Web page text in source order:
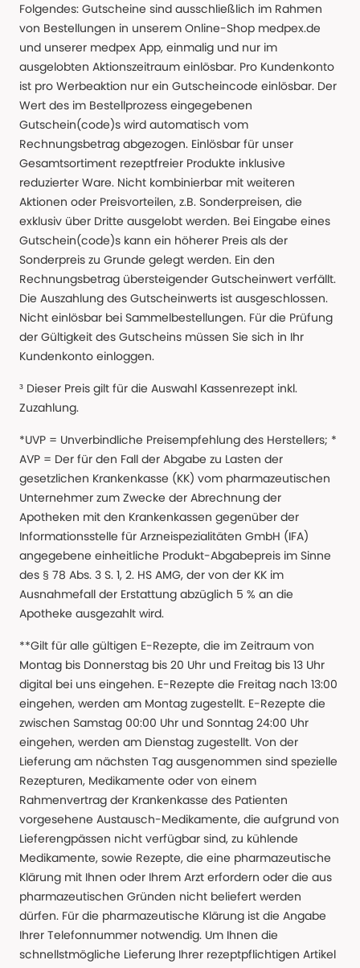
Folgendes: Gutscheine sind ausschließlich im Rahmen
von Bestellungen in unserem Online-Shop medpex.de
und unserer medpex App, einmalig und nur im
ausgelobten Aktionszeitraum einlösbar. Pro Kundenkonto
ist pro Werbeaktion nur ein Gutscheincode einlösbar. Der
Wert des im Bestellprozess eingegebenen
Gutschein(code)s wird automatisch vom
Rechnungsbetrag abgezogen. Einlösbar für unser
Gesamtsortiment rezeptfreier Produkte inklusive
reduzierter Ware. Nicht kombinierbar mit weiteren
Aktionen oder Preisvorteilen, z.B. Sonderpreisen, die
exklusiv über Dritte ausgelobt werden. Bei Eingabe eines
Gutschein(code)s kann ein höherer Preis als der
Sonderpreis zu Grunde gelegt werden. Ein den
Rechnungsbetrag übersteigender Gutscheinwert verfällt.
Die Auszahlung des Gutscheinwerts ist ausgeschlossen.
Nicht einlösbar bei Sammelbestellungen. Für die Prüfung
der Gültigkeit des Gutscheins müssen Sie sich in Ihr
Kundenkonto einloggen.
³ Dieser Preis gilt für die Auswahl Kassenrezept inkl.
Zuzahlung.
*UVP = Unverbindliche Preisempfehlung des Herstellers; *
AVP = Der für den Fall der Abgabe zu Lasten der
gesetzlichen Krankenkasse (KK) vom pharmazeutischen
Unternehmer zum Zwecke der Abrechnung der
Apotheken mit den Krankenkassen gegenüber der
Informationsstelle für Arzneispezialitäten GmbH (IFA)
angegebene einheitliche Produkt-Abgabepreis im Sinne
des § 78 Abs. 3 S. 1, 2. HS AMG, der von der KK im
Ausnahmefall der Erstattung abzüglich 5 % an die
Apotheke ausgezahlt wird.
**Gilt für alle gültigen E-Rezepte, die im Zeitraum von
Montag bis Donnerstag bis 20 Uhr und Freitag bis 13 Uhr
digital bei uns eingehen. E-Rezepte die Freitag nach 13:00
eingehen, werden am Montag zugestellt. E-Rezepte die
zwischen Samstag 00:00 Uhr und Sonntag 24:00 Uhr
eingehen, werden am Dienstag zugestellt. Von der
Lieferung am nächsten Tag ausgenommen sind spezielle
Rezepturen, Medikamente oder von einem
Rahmenvertrag der Krankenkasse des Patienten
vorgesehene Austausch-Medikamente, die aufgrund von
Lieferengpässen nicht verfügbar sind, zu kühlende
Medikamente, sowie Rezepte, die eine pharmazeutische
Klärung mit Ihnen oder Ihrem Arzt erfordern oder die aus
pharmazeutischen Gründen nicht beliefert werden
dürfen. Für die pharmazeutische Klärung ist die Angabe
Ihrer Telefonnummer notwendig. Um Ihnen die
schnellstmögliche Lieferung Ihrer rezeptpflichtigen Artikel